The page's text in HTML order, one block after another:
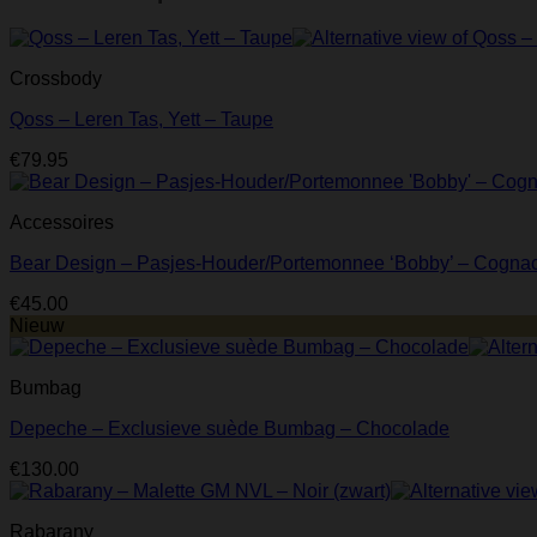
Crossbody
Qoss – Leren Tas, Yett – Taupe
€79.95
Accessoires
Bear Design – Pasjes-Houder/Portemonnee ‘Bobby’ –
€45.00
Nieuw
Bumbag
Depeche – Exclusieve suède Bumbag – Chocolade
€130.00
Rabarany